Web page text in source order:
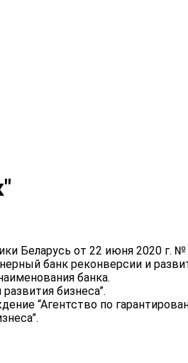
Беларусь от 22 июня 2020 г.
банк реконверсии и
банка.
бизнеса”.
“Агентство по